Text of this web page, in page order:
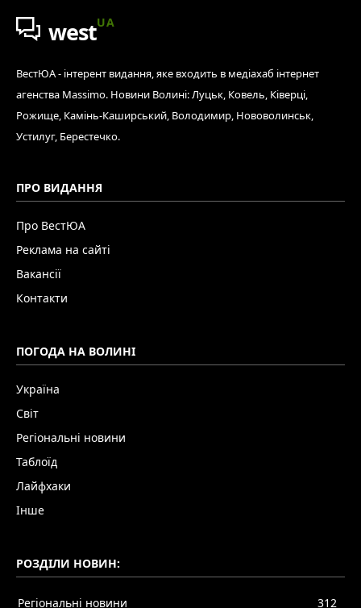
westUA
ВестЮА - інтерент видання, яке входить в медіахаб інтернет
агенства Massimo. Новини Волині: Луцьк, Ковель, Ківерці,
Рожище, Камінь-Каширський, Володимир, Нововолинськ,
Устилуг, Берестечко.
ПРО ВИДАННЯ
Про ВестЮА
Реклама на сайті
Вакансії
Контакти
ПОГОДА НА ВОЛИНІ
Україна
Світ
Регіональні новини
Таблоїд
Лайфхаки
Інше
РОЗДІЛИ НОВИН:
Регіональні новини 312